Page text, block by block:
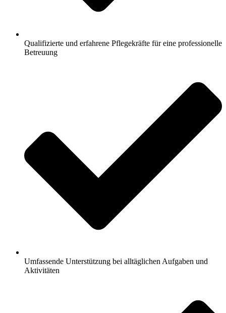
Qualifizierte und erfahrene Pflegekräfte für eine professionelle
Betreuung
Umfassende Unterstützung bei alltäglichen Aufgaben und
Aktivitäten